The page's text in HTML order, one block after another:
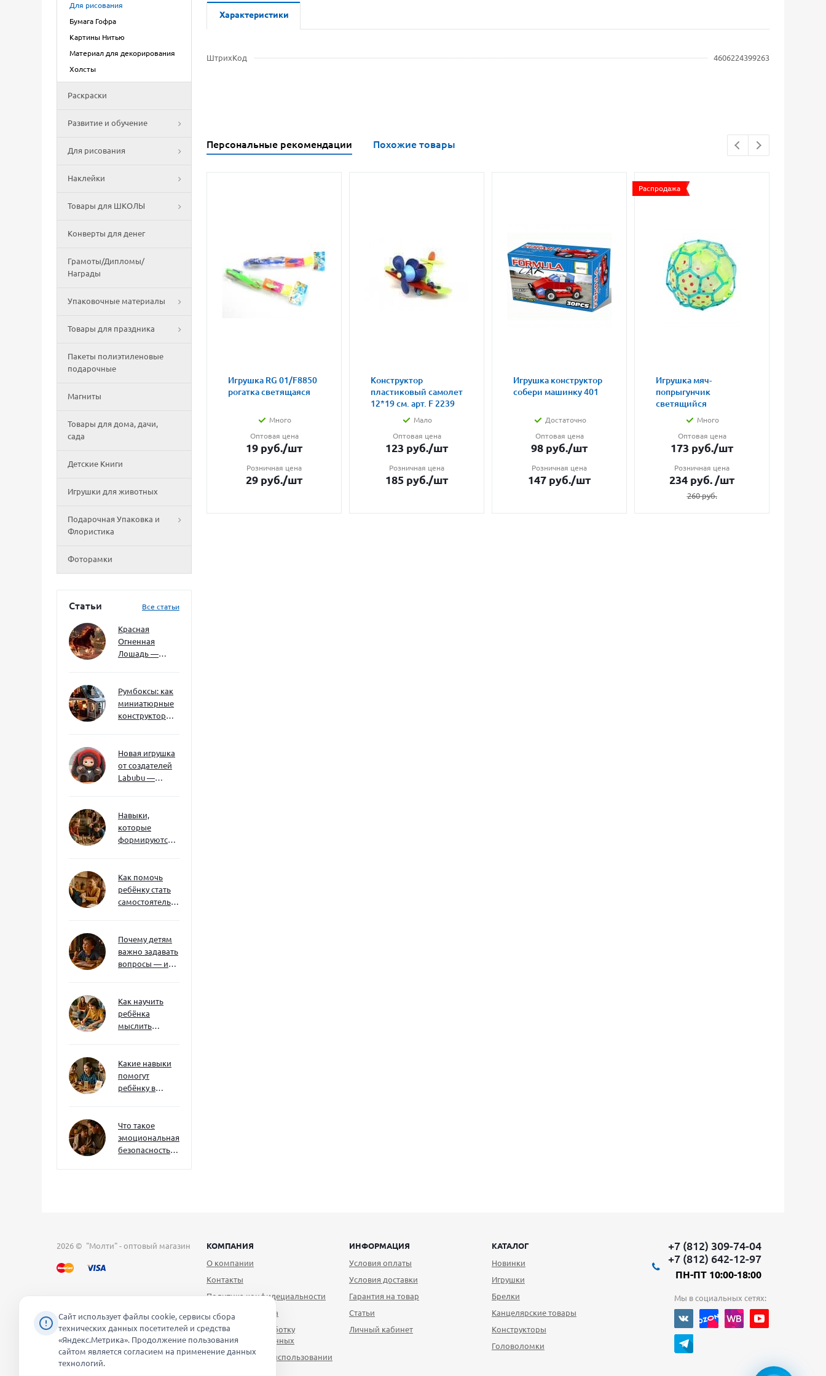
Для рисования
Бумага Гофра
Картины Нитью
Материал для декорирования
Холсты
Раскраски
Развитие и обучение
Для рисования
Наклейки
Товары для ШКОЛЫ
Конверты для денег
Грамоты/Дипломы/
Награды
Упаковочные материалы
Товары для праздника
Пакеты полиэтиленовые
подарочные
Магниты
Товары для дома, дачи,
сада
Детские Книги
Игрушки для животных
Подарочная Упаковка и
Флористика
Фоторамки
Статьи Все статьи
Красная
Огненная
Лошадь —
ждать и как
подготовиться
Румбоксы: как
миниатюрные
конструкторы
мышление и
внимание к
деталям
Новая игрушка
от создателей
Labubu —
Навыки,
которые
формируются
ребёнка
успешным
Как помочь
ребёнку стать
самостоятельным
Почему детям
важно задавать
вопросы — и
Как научить
ребёнка
мыслить
сложностей
Какие навыки
помогут
ребёнку в
их уже сейчас
Что такое
эмоциональная
безопасность
Характеристики
ШтрихКод 4606224399263
Персональные рекомендации Похожие товары
Игрушка RG 01/F8850
рогатка светящаяся
Много
Оптовая цена
19 руб./шт
Розничная цена
29 руб./шт
Конструктор
пластиковый самолет
12*19 см. арт. F 2239
Мало
Оптовая цена
123 руб./шт
Розничная цена
185 руб./шт
Игрушка конструктор
собери машинку 401
Достаточно
Оптовая цена
98 руб./шт
Розничная цена
147 руб./шт
Распродажа
Игрушка мяч-
попрыгунчик
светящийся
Много
Оптовая цена
173 руб./шт
Розничная цена
234 руб. /шт
260руб.
2026 © "Молти" - оптовый магазин
КОМПАНИЯ
О компании
Контакты
Политика конфидециальности
Публичная оферта
Согласие на обработку
персональных данных
Уведомление об использовании
ИНФОРМАЦИЯ
Условия оплаты
Условия доставки
Гарантия на товар
Статьи
Личный кабинет
КАТАЛОГ
Новинки
Игрушки
Брелки
Канцелярские товары
Конструкторы
Головоломки
+7 (812) 309-74-04
+7 (812) 642-12-97
ПН-ПТ 10:00-18:00
Мы в социальных сетях:
Сайт использует файлы cookie, сервисы сбора
технических данных посетителей и средства
«Яндекс.Метрика». Продолжение пользования
сайтом является согласием на применение данных
технологий.